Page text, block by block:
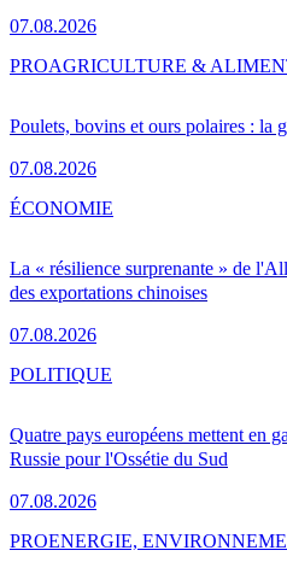
07.08.2026
Poulets, bovins et ours polaires : la
07.08.2026
PROAGRICULTURE &
La « résilience surprenante » de
des exportations chinoises
07.08.2026
ÉCONOMIE
Quatre pays européens mettent en
Russie pour l'Ossétie du Sud
07.08.2026
POLITIQUE
PROENERGIE,